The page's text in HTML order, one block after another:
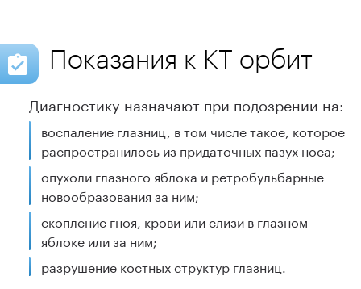
Показания к КТ орбит
Диагностику назначают при подозрении на:
воспаление глазниц, в том числе такое, которое
распространилось из придаточных пазух носа;
опухоли глазного яблока и ретробульбарные
новообразования за ним;
скопление гноя, крови или слизи в глазном
яблоке или за ним;
разрушение костных структур глазниц.